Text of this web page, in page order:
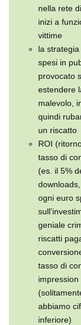
nella rete
inizi a
vittime
la
spesi in
provocato
estendere
malevolo,
quindi
un riscatto
ROI
tasso di
(es. il 5%
ogni euro
geniale
riscatti
tasso di
abbiamo
inferiore)